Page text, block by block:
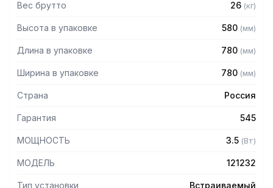
Вес брутто 26 (кг)
Высота в упаковке 580 (мм)
Длина в упаковке 780 (мм)
Ширина в упаковке 780 (мм)
Страна Россия
Гарантия 545
МОЩНОСТЬ 3.5 (Вт)
МОДЕЛЬ 121232
Тип установки Встраиваемый